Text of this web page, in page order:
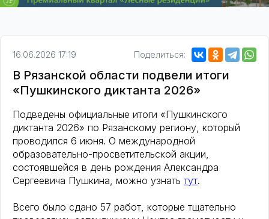
16.06.2026 17:19 Поделиться:
В Рязанской области подвели итоги
«Пушкинского диктанта 2026»
Подведены официальные итоги «Пушкинского
диктанта 2026» по Рязанскому региону, который
проводился 6 июня. О международной
образовательно-просветительской акции,
состоявшейся в день рождения Александра
Сергеевича Пушкина, можно узнать тут.
Всего было сдано 57 работ, которые тщательно